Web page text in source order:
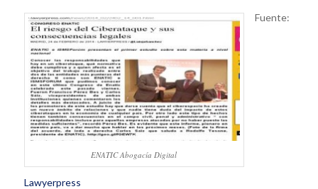
ENATIC Abogacía Digital
Fuente:
Lawyerpress